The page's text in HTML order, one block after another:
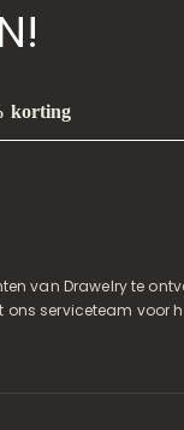
korting
van Drawelry te
serviceteam voor